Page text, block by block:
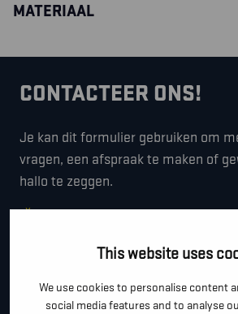
This website uses
We use cookies to personalise content
social media features and to analyse
MATERIAAL
CONTACTEER ONS!
Je kan dit formulier gebruiken om
vragen, een afspraak te maken of
hallo te zeggen.
*
VOOR- EN ACHTERNAAM *